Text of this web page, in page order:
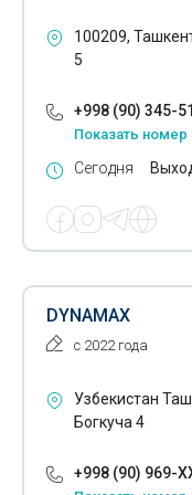
100209,
5
+998 (90) 345-
Показать номер
Сегодня
DYNAMAX
с 2022 года
Узбекистан
Богкуча 4
+998 (90) 969-